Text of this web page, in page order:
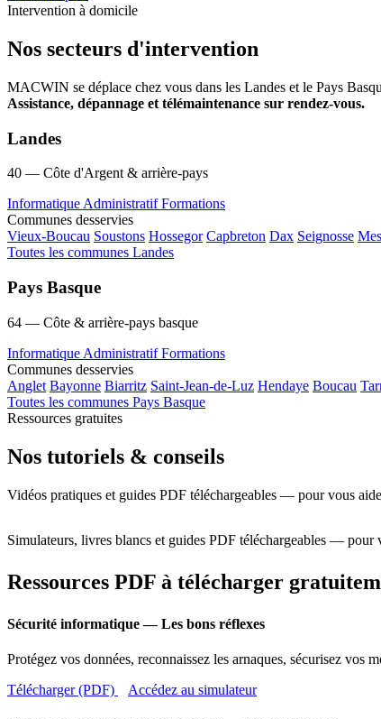
Intervention à domicile
Nos secteurs d'intervention
MACWIN se déplace chez vous dans les Landes et le Pays
Assistance, dépannage et télémaintenance sur rendez-vous.
Landes
40 — Côte d'Argent & arrière-pays
Informatique AdministratifFormations
Communes desservies
Vieux-Boucau Soustons Hossegor Capbreton Dax Seignosse
Toutes les communes Landes
Pays Basque
64 — Côte & arrière-pays basque
Informatique AdministratifFormations
Communes desservies
Anglet Bayonne Biarritz Saint-Jean-de-Luz Hendaye Boucau
Toutes les communes Pays Basque
Ressources gratuites
Nos tutoriels & conseils
Vidéos pratiques et guides PDF téléchargeables — pour vous
Simulateurs, livres blancs et guides PDF téléchargeables — pour
Ressources PDF à télécharger
Sécurité informatique — Les bons réflexes
Protégez vos données, reconnaissez les arnaques, sécurisez vos
Télécharger (PDF)
Accédez au simulateur